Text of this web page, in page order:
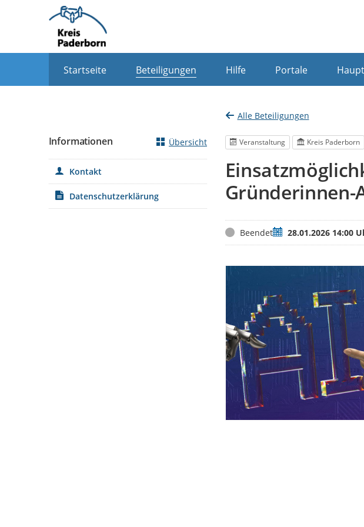
Startseite Beteiligungen Hilfe Portale
Alle Beteiligungen
Veranstaltung Kreis Paderborn
Gründerinnen-
StatusBeendetTermin28.01.2026 14:00
Informationen Übersicht
Kontakt
Datenschutzerklärung